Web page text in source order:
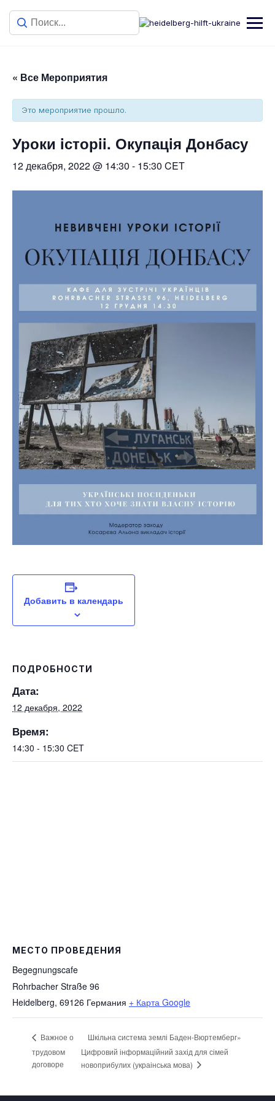
« Все Мероприятия
Это мероприятие прошло.
Уроки iсторii. Окупацiя Донбасу
12 декабря, 2022 @ 14:30 - 15:30 CET
Добавить в календарь
ПОДРОБНОСТИ
Дата:
12 декабря, 2022
Время:
14:30 - 15:30 CET
МЕСТО ПРОВЕДЕНИЯ
Begegnungscafe
Rohrbacher Straße 96
Heidelberg, 69126 Германия + Карта Google
Важное о
трудовом
договоре
Шкільна система землі Баден-Вюртемберг»
Цифровий інформаційний захід для сімей
новоприбулих (украінська мова)